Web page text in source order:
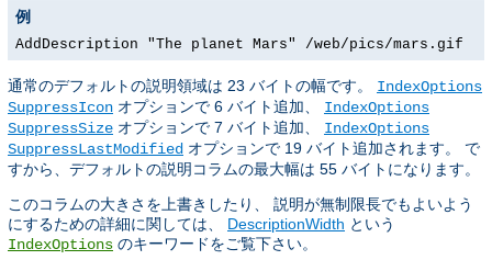
例
AddDescription "The planet Mars" /web/pics/mars.gif
通常のデフォルトの説明領域は 23 バイトの幅です。 IndexOptions
SuppressIcon オプションで 6 バイト追加、 IndexOptions
SuppressSize オプションで 7 バイト追加、 IndexOptions
SuppressLastModified オプションで 19 バイト追加されます。 で
すから、デフォルトの説明コラムの最大幅は 55 バイトになります。
このコラムの大きさを上書きしたり、 説明が無制限長でもよいよう
にするための詳細に関しては、 DescriptionWidth という
IndexOptions のキーワードをご覧下さい。